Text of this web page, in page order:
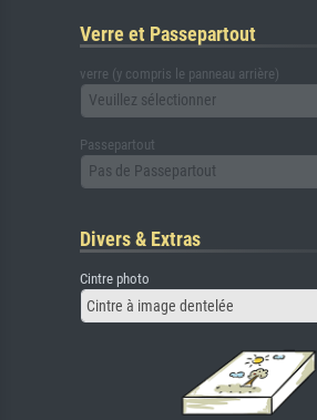
Verre et Passepartout
verre (y compris le panneau arrière)
Veuillez sélectionner
Passepartout
Pas de Passepartout
Divers & Extras
Cintre photo
Cintre à image dentelée